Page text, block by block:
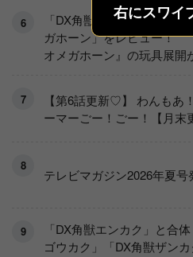
右にスワイ
「DX角獣エンカク」「角
ガホーン」をレビュー！
オメガホーン』の玩具展開
【第6話更新♡】 わんもあ
ーマーごー！ごー！【月末
テレビマガジン2026年夏号
「DX角獣エンカク」と合
ゴウカク」「DX角獣ザンカ